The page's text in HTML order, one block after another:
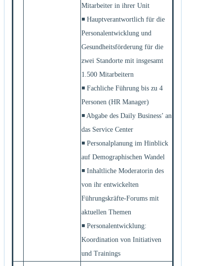
Mitarbeiter in ihrer Unit
◾ Hauptverantwortlich für die
Personalentwicklung und
Gesundheitsförderung für die
zwei Standorte mit insgesamt
1.500 Mitarbeitern
◾ Fachliche Führung bis zu 4
Personen (HR Manager)
◾ Abgabe des Daily Business’ an
das Service Center
◾ Personalplanung im Hinblick
auf Demographischen Wandel
◾ Inhaltliche Moderatorin des
von ihr entwickelten
Führungskräfte-Forums mit
aktuellen Themen
◾ Personalentwicklung:
Koordination von Initiativen
und Trainings